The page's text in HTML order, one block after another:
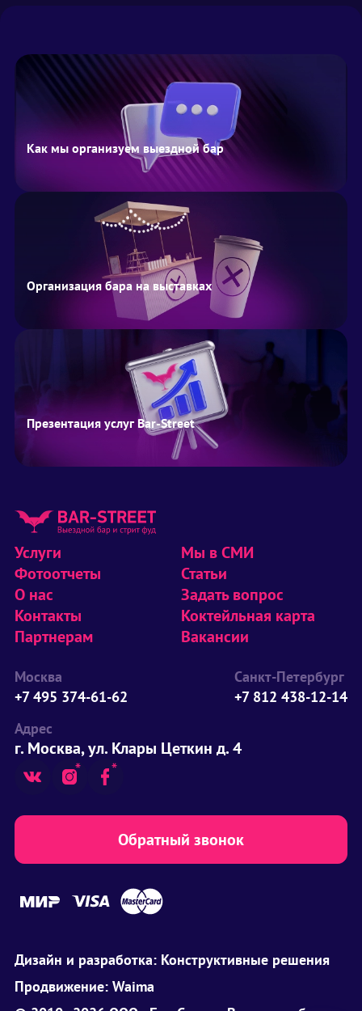
Как мы организуем выездной бар
Организация бара на выставках
Презентация услуг Bar-Street
Услуги
Фотоотчеты
О нас
Контакты
Партнерам
Мы в СМИ
Статьи
Задать вопрос
Коктейльная карта
Вакансии
Москва
+7 495 374-61-62
Санкт-Петербург
+7 812 438-12-14
Адрес
г. Москва, ул. Клары Цеткин д. 4
Обратный звонок
Дизайн и разработка: Конструктивные решения
Продвижение: Waima